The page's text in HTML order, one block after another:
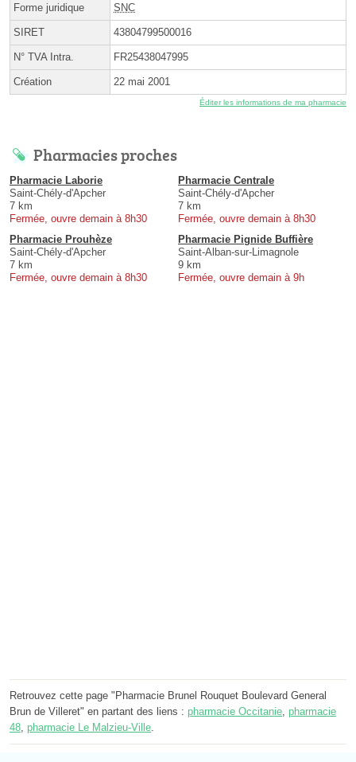
Forme juridique SNC
SIRET 43804799500016
N° TVA Intra. FR25438047995
Création 22 mai 2001
Éditer les informations de ma pharmacie
Pharmacies proches
Pharmacie Laborie
Saint-Chély-d'Apcher
7 km
Fermée, ouvre demain à 8h30
Pharmacie Centrale
Saint-Chély-d'Apcher
7 km
Fermée, ouvre demain à 8h30
Pharmacie Prouhèze
Saint-Chély-d'Apcher
7 km
Fermée, ouvre demain à 8h30
Pharmacie Pignide Buffière
Saint-Alban-sur-Limagnole
9 km
Fermée, ouvre demain à 9h
Retrouvez cette page "Pharmacie Brunel Rouquet Boulevard General
Brun de Villeret" en partant des liens : pharmacie Occitanie, pharmacie
48, pharmacie Le Malzieu-Ville.